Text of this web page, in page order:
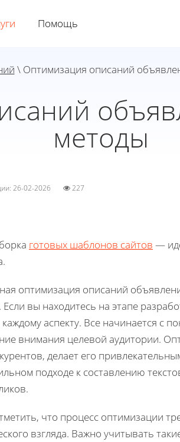
Помощь
\ Оптимизация описаний
методы
26-02-2026 227
готовых шаблонов сайтов —
оптимизация описаний
вы находитесь на этапе
аспекту. Все начинается с
внимания целевой аудитории.
делает его
подходе к составлению
что процесс оптимизации
взгляда. Важно учитывать